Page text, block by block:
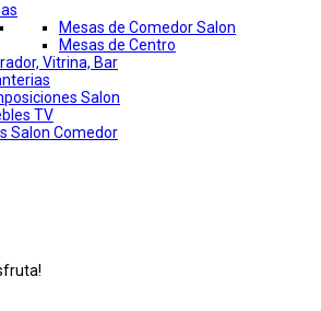
Mesas de Comedor Salon
Mesas de Centro
Vitrina, Bar
Salon
TV
Salon Comedor